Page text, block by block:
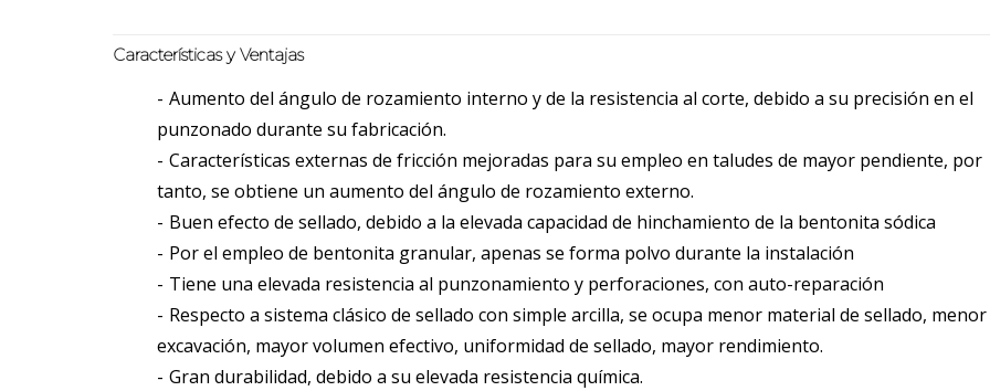
Características y Ventajas
Aumento del ángulo de rozamiento interno y de la resistencia al corte, debido a su precisión en el
punzonado durante su fabricación.
Características externas de fricción mejoradas para su empleo en taludes de mayor pendiente, por
tanto, se obtiene un aumento del ángulo de rozamiento externo.
Buen efecto de sellado, debido a la elevada capacidad de hinchamiento de la bentonita sódica
Por el empleo de bentonita granular, apenas se forma polvo durante la instalación
Tiene una elevada resistencia al punzonamiento y perforaciones, con auto-reparación
Respecto a sistema clásico de sellado con simple arcilla, se ocupa menor material de sellado, menor
excavación, mayor volumen efectivo, uniformidad de sellado, mayor rendimiento.
Gran durabilidad, debido a su elevada resistencia química.